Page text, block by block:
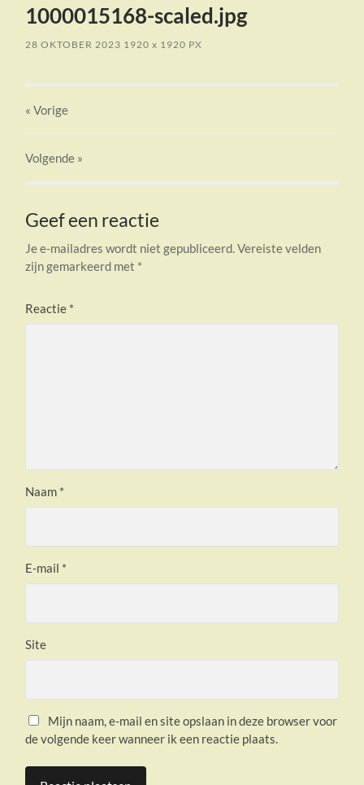
1000015168-scaled.jpg
28 OKTOBER 2023 1920x 1920 PX
« Vorige
Volgende »
Geef een reactie
Je e-mailadres wordt niet gepubliceerd.Vereiste velden
zijn gemarkeerd met *
Reactie *
Naam *
E-mail *
Site
Mijn naam, e-mail en site opslaan in deze browser voor
de volgende keer wanneer ik een reactie plaats.